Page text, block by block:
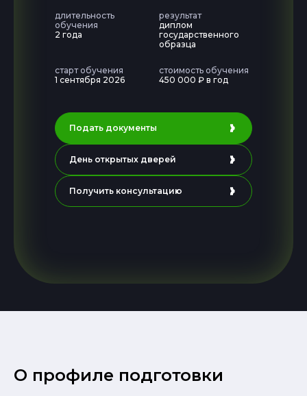
длительность
обучения
2 года
результат
диплом
государственного
образца
старт обучения
1 сентября 2026
стоимость обучения
450 000 ₽ в год
Подать документы
День открытых дверей
Получить консультацию
О профиле подготовки